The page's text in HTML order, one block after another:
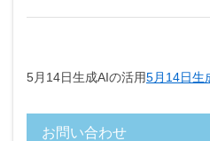
5月14日生成AIの活用5月14日生
お問い合わせ